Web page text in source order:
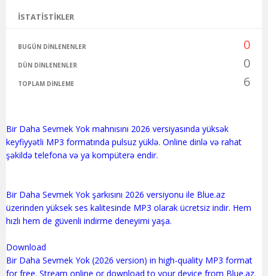
İSTATISTIKLER
BUGÜN DINLENENLER 0
DÜN DINLENENLER 0
TOPLAM DINLEME 6
Bir Daha Sevmek Yok mahnısını 2026 versiyasında yüksək
keyfiyyətli MP3 formatında pulsuz yüklə. Online dinlə və rahat
şəkildə telefona və ya kompüterə endir.
Bir Daha Sevmek Yok şarkısını 2026 versiyonu ile Blue.az
üzerinden yüksek ses kalitesinde MP3 olarak ücretsiz indir. Hem
hızlı hem de güvenli indirme deneyimi yaşa.
Download
Bir Daha Sevmek Yok (2026 version) in high-quality MP3 format
for free. Stream online or download to your device from Blue.az.